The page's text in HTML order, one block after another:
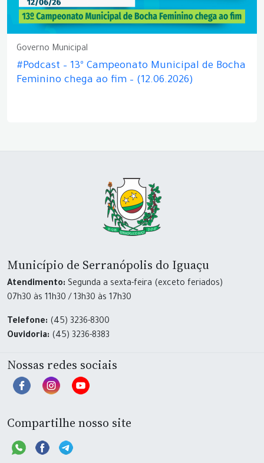
Governo Municipal
#Podcast – 13º Campeonato Municipal de Bocha
Feminino chega ao fim – (12.06.2026)
Município de Serranópolis do Iguaçu
Atendimento: Segunda a sexta-feira (exceto feriados)
07h30 às 11h30 / 13h30 às 17h30
Telefone: (45) 3236-8300
Ouvidoria: (45) 3236-8383
Nossas redes sociais
Compartilhe nosso site